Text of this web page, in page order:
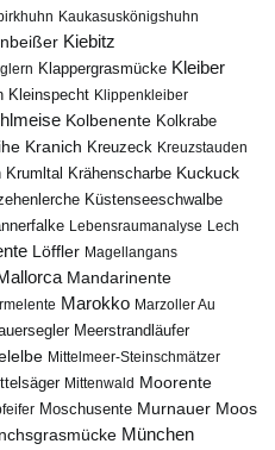
Kaukasuskönigshuhn
Kiebitz
Klappergrasmücke Kleiber
Kleinspecht Klippenkleiber
Kolbenente Kolkrabe
Kranich Kreuzeck Kreuzstauden
Krumltal Krähenscharbe Kuckuck
Küstenseeschwalbe
Lebensraumanalyse Lech
Löffler Magellangans
Mandarinente
Marokko Marzoller Au
Meerstrandläufer
Mittelmeer-Steinschmätzer
Mittenwald Moorente
Moschusente Murnauer Moos
München